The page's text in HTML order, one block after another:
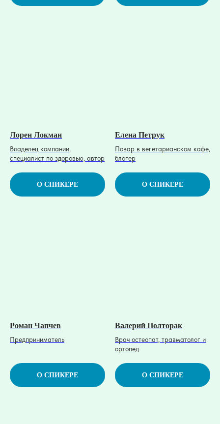
Лорен Локман
Владелец компании,
специалист по здоровью, автор
О СПИКЕРЕ
Елена Петрук
Повар в вегетарианском кафе,
блогер
О СПИКЕРЕ
Роман Чапчев
Предприниматель
О СПИКЕРЕ
Валерий Полторак
Врач остеопат, травматолог и
ортопед
О СПИКЕРЕ